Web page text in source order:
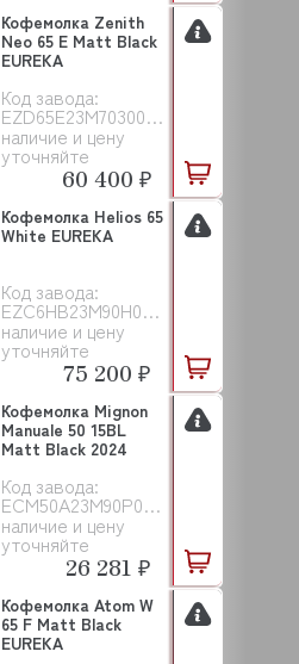
Код завода:
EZD65E23M70300EAC001
наличие и цену
уточняйте
Кофемолка Zenith
Neo 65 E Matt Black
EUREKA
60 400 ₽
Код завода:
EZC6HB23M90H00EAC101
наличие и цену
уточняйте
Кофемолка Helios 65
White EUREKA
75 200 ₽
Код завода:
ECM50A23M90P00N00001
наличие и цену
уточняйте
Кофемолка Mignon
Manuale 50 15BL
Matt Black 2024
26 281 ₽
Кофемолка Atom W
65 F Matt Black
EUREKA